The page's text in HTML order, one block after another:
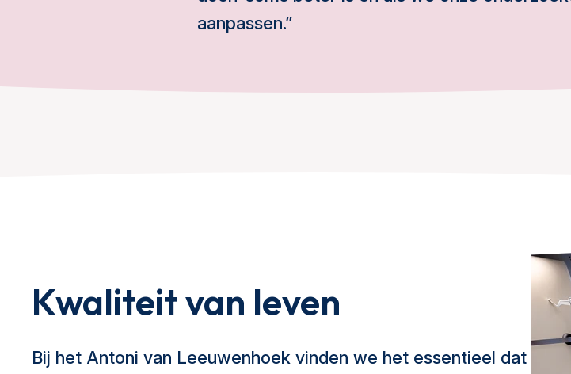
aanpassen.”
Kwaliteit van leven
Bij het Antoni van Leeuwenhoek vinden we het essentieel dat